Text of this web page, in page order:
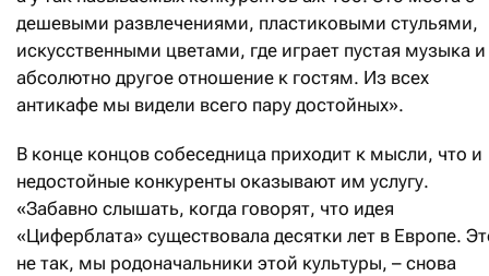
дешевыми развлечениями, пластиковыми стульями,
искусственными цветами, где играет пустая музыка и
абсолютно другое отношение к гостям. Из всех
антикафе мы видели всего пару достойных».
В конце концов собеседница приходит к мысли, что и
недостойные конкуренты оказывают им услугу.
«Забавно слышать, когда говорят, что идея
«Циферблата» существовала десятки лет в Европе.
не так, мы родоначальники этой культуры, – снова